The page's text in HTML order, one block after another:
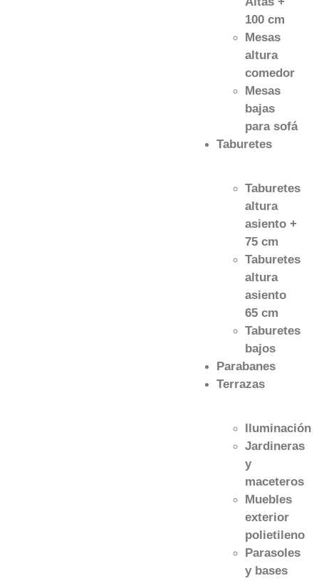
100 cm
Mesas
altura
comedor
Mesas
bajas
para sofá
Taburetes
Taburetes
altura
asiento +
75 cm
Taburetes
altura
asiento
65 cm
Taburetes
bajos
Parabanes
Terrazas
Iluminación
Jardineras
y
maceteros
Muebles
exterior
polietileno
Parasoles
y bases